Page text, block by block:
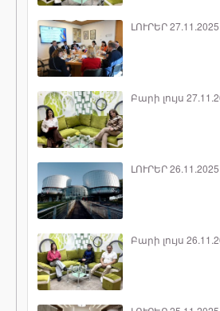
ԼՈՒՐԵՐ 27.11.2025
Բարի լույս
ԼՈՒՐԵՐ 26.11.2025
Բարի լույս